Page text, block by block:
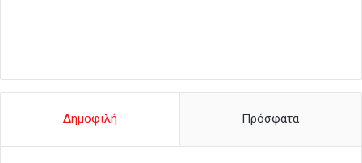
Δημοφιλή Πρόσφατα